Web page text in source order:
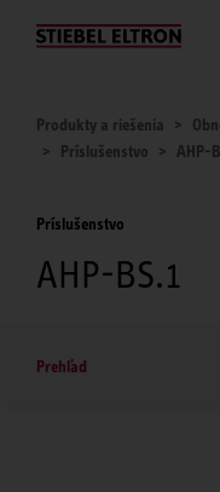
O nás
Produkty a riešenia
Príslušenstvo
AHP-
Príslušenstvo
AHP-BS.1
Prehľad